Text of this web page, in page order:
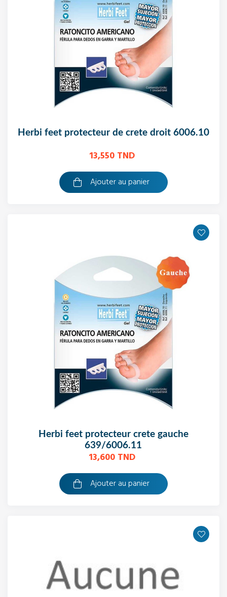
herbi feet protecteur de crete droit 6006.10
13,550 TND
Ajouter au panier
herbi feet protecteur crete gauche
639/6006.11
13,600 TND
Ajouter au panier